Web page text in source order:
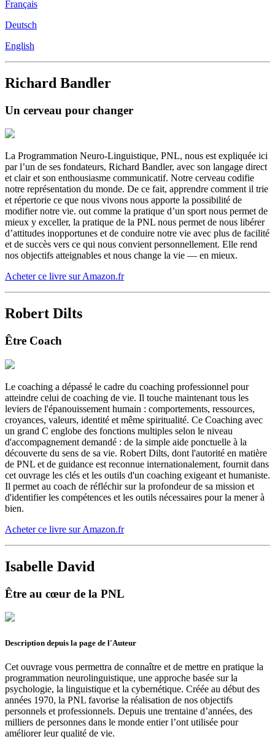
Français
Deutsch
English
Richard Bandler
Un cerveau pour changer
La Programmation Neuro-Linguistique, PNL, nous est expliquée ici
par l’un de ses fondateurs, Richard Bandler, avec son langage direct
et clair et son enthousiasme communicatif. Notre cerveau codifie
notre représentation du monde. De ce fait, apprendre comment il trie
et répertorie ce que nous vivons nous apporte la possibilité de
modifier notre vie. out comme la pratique d’un sport nous permet de
mieux y exceller, la pratique de la PNL nous permet de nous libérer
d’attitudes inopportunes et de conduire notre vie avec plus de facilité
et de succès vers ce qui nous convient personnellement. Elle rend
nos objectifs atteignables et nous change la vie ― en mieux.
Acheter ce livre sur Amazon.fr
Robert Dilts
Être Coach
Le coaching a dépassé le cadre du coaching professionnel pour
atteindre celui de coaching de vie. Il touche maintenant tous les
leviers de l'épanouissement humain : comportements, ressources,
croyances, valeurs, identité et même spiritualité. Ce Coaching avec
un grand C englobe des fonctions multiples selon le niveau
d'accompagnement demandé : de la simple aide ponctuelle à la
découverte du sens de sa vie. Robert Dilts, dont l'autorité en matière
de PNL et de guidance est reconnue internationalement, fournit dans
cet ouvrage les clés et les outils d'un coaching exigeant et humaniste.
Il permet au coach de réfléchir sur la profondeur de sa mission et
d'identifier les compétences et les outils nécessaires pour la mener à
bien.
Acheter ce livre sur Amazon.fr
Isabelle David
Être au cœur de la PNL
Description depuis la page de l'Auteur
Cet ouvrage vous permettra de connaître et de mettre en pratique la
programmation neurolinguistique, une approche basée sur la
psychologie, la linguistique et la cybernétique. Créée au début des
années 1970, la PNL favorise la réalisation de nos objectifs
personnels et professionnels. Depuis une trentaine d’années, des
milliers de personnes dans le monde entier l’ont utilisée pour
améliorer leur qualité de vie.